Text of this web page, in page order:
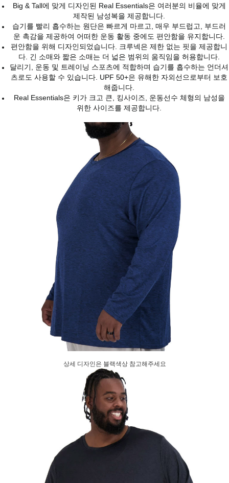
Big & Tall에 맞게 디자인된 Real Essentials은 여러분의 비율에 맞게
제작된 남성복을 제공합니다.
습기를 빨리 흡수하는 원단은 빠르게 마르고, 매우 부드럽고, 부드러
운 촉감을 제공하여 어떠한 운동 활동 중에도 편안함을 유지합니다.
편안함을 위해 디자인되었습니다. 크루넥은 제한 없는 핏을 제공합니
다. 긴 소매와 짧은 소매는 더 넓은 범위의 움직임을 허용합니다.
달리기, 운동 및 트레이닝 스포츠에 적합하며 습기를 흡수하는 언더셔
츠로도 사용할 수 있습니다. UPF 50+은 유해한 자외선으로부터 보호
해줍니다.
Real Essentials은 키가 크고 큰, 킹사이즈, 운동선수 체형의 남성을
위한 사이즈를 제공합니다.
상세 디자인은 블랙색상 참고해주세요